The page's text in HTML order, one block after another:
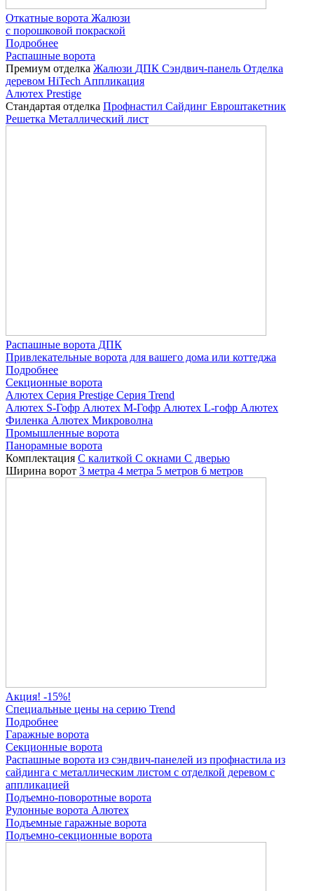
Откатные ворота Жалюзи
с порошковой покраской
Подробнее
Распашные ворота
Премиум отделка Жалюзи ДПК Сэндвич-панель Отделка
деревом HiTech Аппликация
Алютех Prestige
Стандартая отделка Профнастил Сайдинг Евроштакетник
Решетка Металлический лист
Распашные ворота ДПК
Привлекательные ворота для вашего дома или коттеджа
Подробнее
Секционные ворота
Алютех Серия Prestige Серия Trend
Алютех S-Гофр Алютех M-Гофр Алютех L-гофр Алютех
Филенка Алютех Микроволна
Промышленные ворота
Панорамные ворота
Комплектация С калиткой С окнами C дверью
Ширина ворот 3 метра 4 метра 5 метров 6 метров
Акция! -15%!
Специальные цены на серию Trend
Подробнее
Гаражные ворота
Секционные ворота
Распашные ворота из сэндвич-панелей из профнастила из
сайдинга с металлическим листом с отделкой деревом с
аппликацией
Подъемно-поворотные ворота
Рулонные ворота Алютех
Подъемные гаражные ворота
Подъемно-секционные ворота